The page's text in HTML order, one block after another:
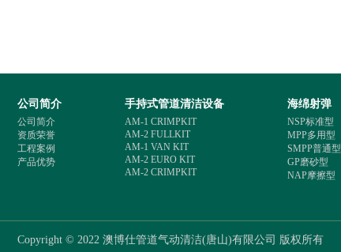
公司简介
公司简介
资质荣誉
工程案例
产品优势
手持式管道清洁设备
AM-1 CRIMPKIT
AM-2 FULLKIT
AM-1 VAN KIT
AM-2 EURO KIT
AM-2 CRIMPKIT
海绵射弹
NSP标准型
MPP多用型
SMPP普通型
GP磨砂型
NAP摩擦型
Copyright © 2022 澳博仕管道气动清洁(唐山)有限公司 版权所有